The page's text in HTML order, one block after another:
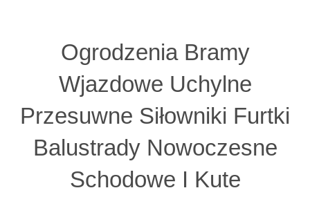
Ogrodzenia Bramy
Wjazdowe Uchylne
Przesuwne Siłowniki Furtki
Balustrady Nowoczesne
Schodowe I Kute